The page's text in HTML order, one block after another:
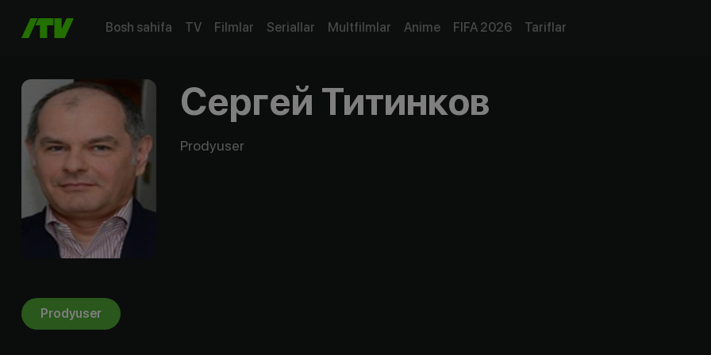
Bosh sahifa TV Filmlar Seriallar Multfilmlar Anime FIFA 2026 Tariflar
Сергей Титинков
Prodyuser
Prodyuser